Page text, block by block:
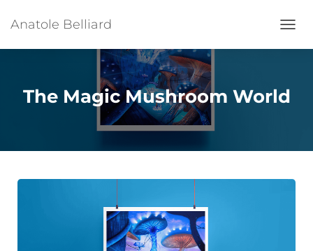
Anatole Belliard
The Magic Mushroom World